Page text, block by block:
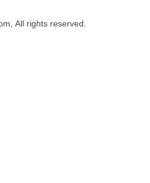
All rights reserved.